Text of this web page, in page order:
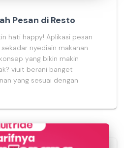
Pesan di Resto
hati happy! Aplikasi pesan
nyediain makanan
yang bikin makin
viuit berani banget
yang sesuai dengan